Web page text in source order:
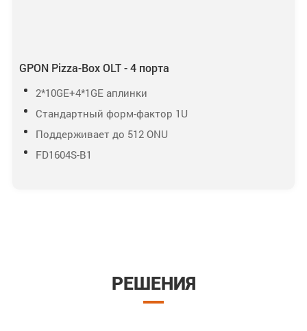
GPON Pizza-Box OLT - 4 порта
2*10GE+4*1GE аплинки
Стандартный форм-фактор 1U
Поддерживает до 512 ONU
FD1604S-B1
РЕШЕНИЯ